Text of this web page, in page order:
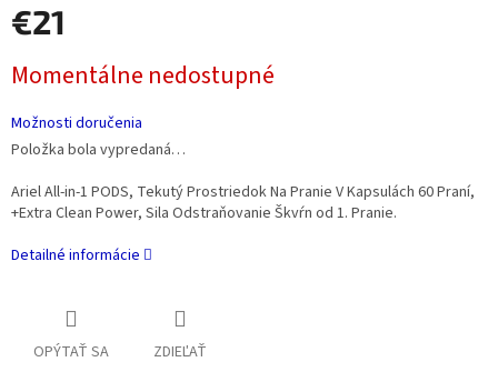
€21
cena:
Momentálne nedostupné
Možnosti doručenia
Položka bola vypredaná…
Ariel All-in-1 PODS, Tekutý Prostriedok Na Pranie V Kapsulách 60 Praní,
+Extra Clean Power, Sila Odstraňovanie Škvŕn od 1. Pranie.
Detailné informácie
OPÝTAŤ SA ZDIEĽAŤ